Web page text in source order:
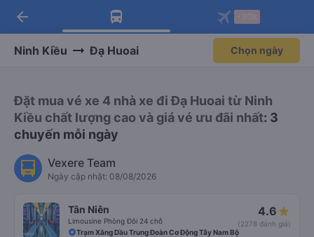
Tải app Vexere ngay!
Nhận ưu đãi thành viên độc
Mở app
Tải app Vexere
-30k/ghế khi đặt vé máy bay qua
Mở app
arrow_back
Ninh Kiều Đạ Huoai Chọn ngày
Đặt mua vé xe 4 nhà xe đi Đạ Huoai từ Ninh
Kiều chất lượng cao và giá vé ưu đãi nhất: 3
chuyến mỗi ngày
Vexere Team
Ngày cập nhật: 08/08/2026
Tân Niên
Limousine Phòng Đôi 24 chỗ
4.6
(2278 đánh giá)
Trạm Xăng Dầu Trung Đoàn Cơ Động Tây Nam Bộ